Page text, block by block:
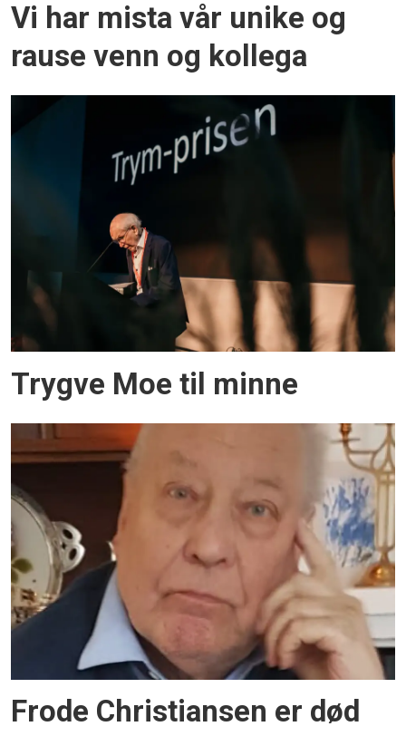
Vi har mista vår unike og
rause venn og kollega
Trygve Moe til minne
Frode Christiansen er død